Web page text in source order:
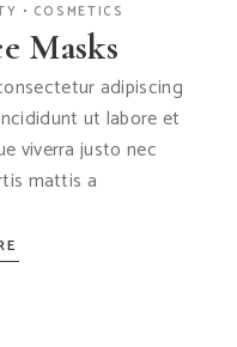
COSMETICS
Masks
adipiscing
ut labore et
viverra justo nec
mattis a